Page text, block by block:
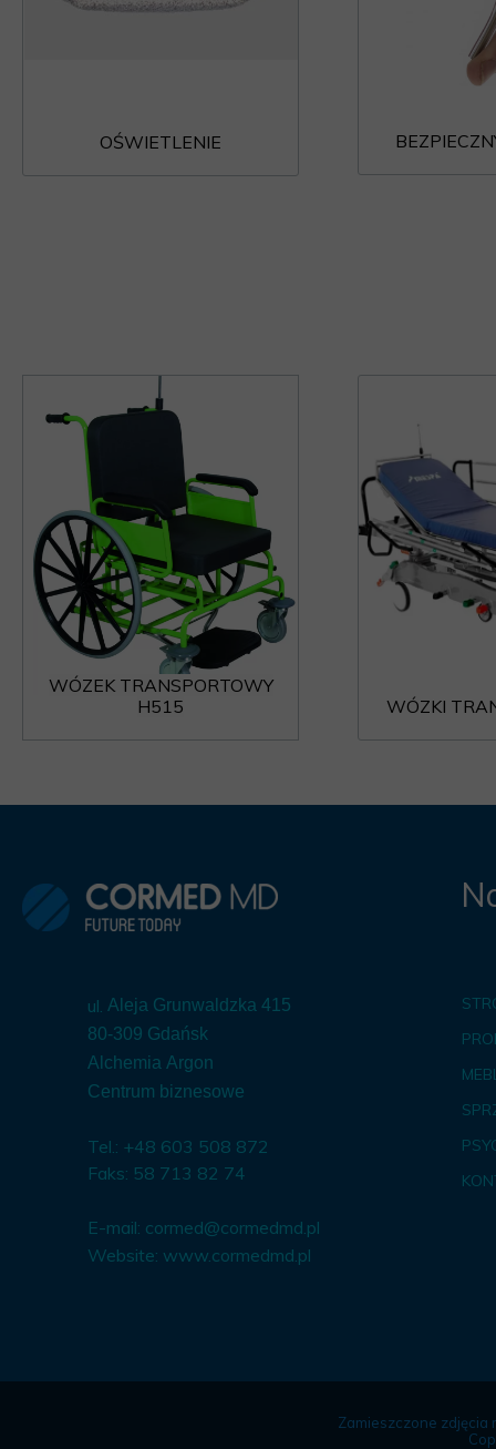
WÓZKI
WÓZEK TRANSPORTOWY
H515
OŚWIETLENIE
ul. Aleja Grunwaldzka 415
80-309 Gdańsk
Alchemia Argon
Centrum biznesowe
Tel.: +48 603 508 872
Faks: 58 713 82 74
E-mail: cormed@cormedmd.pl
Website: www.cormedmd.pl
Zamieszczone